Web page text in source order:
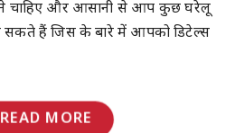
चाहिए और आसानी से आप कुछ घरेलू
सकते हैं जिस के बारे में आपको डिटेल्स
READ MORE